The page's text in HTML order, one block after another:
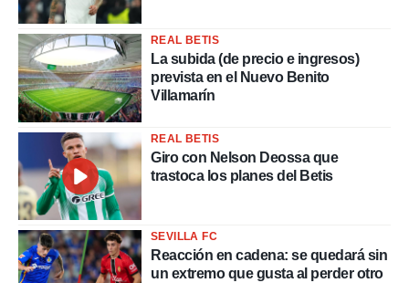
REAL BETIS
La subida (de precio e ingresos)
prevista en el Nuevo Benito
Villamarín
REAL BETIS
Giro con Nelson Deossa que
trastoca los planes del Betis
SEVILLA FC
Reacción en cadena: se quedará sin
un extremo que gusta al perder otro